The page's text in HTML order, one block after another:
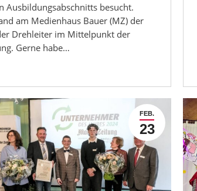
Ausbildungsabschnitts besucht.
am Medienhaus Bauer (MZ) der
Drehleiter im Mittelpunkt der
Gerne habe…
FEB.
23